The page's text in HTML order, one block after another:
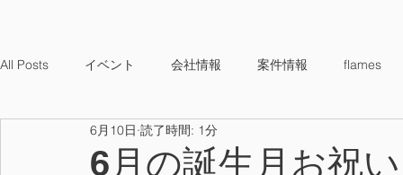
All Posts イベント 会社情報 案件情報 flames
6月の誕生月お祝
6月10日 読了時間: 1分